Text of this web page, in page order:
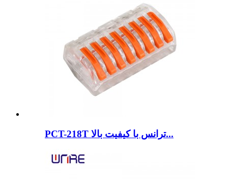
PCT-218T ترانس با کیفیت بالا...